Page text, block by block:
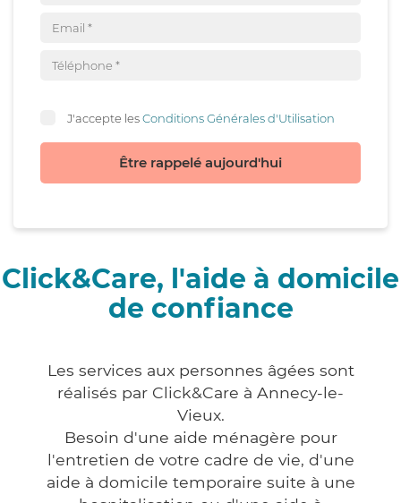
J'accepte lesConditions Générales d'Utilisation
Être rappelé aujourd'hui
Click&Care, l'aide à domicile
de confiance
Les services aux personnes âgées sont
réalisés par Click&Care à Annecy-le-
Vieux.
Besoin d'une aide ménagère pour
l'entretien de votre cadre de vie, d'une
aide à domicile temporaire suite à une